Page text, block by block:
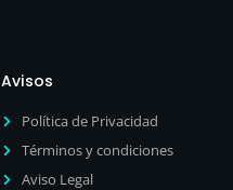
Avisos
Política de Privacidad
Términos y condiciones
Aviso Legal